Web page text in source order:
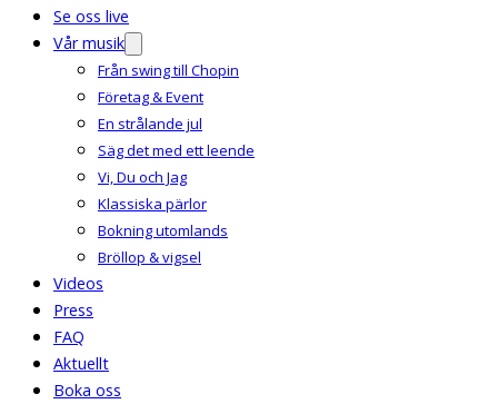
Se oss live
Vår musik
Från swing till Chopin
Företag & Event
En strålande jul
Säg det med ett leende
Vi, Du och Jag
Klassiska pärlor
Bokning utomlands
Bröllop & vigsel
Videos
Press
FAQ
Aktuellt
Boka oss